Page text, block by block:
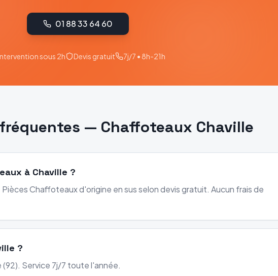
01 88 33 64 60
sous 2h Devis gratuit 7j/7 • 8h-21h
— Chaffoteaux Chaville
à Chaville ?
Chaffoteaux d'origine en sus selon devis gratuit. Aucun frais de
?
(92). Service 7j/7 toute l'année.